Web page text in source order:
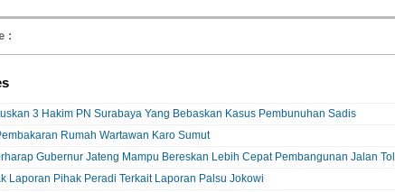
:
3 Hakim PN Surabaya Yang Bebaskan Kasus Pembunuhan Sadis
Rumah Wartawan Karo Sumut
Gubernur Jateng Mampu Bereskan Lebih Cepat Pembangunan Jalan Tol
Laporan Pihak Peradi Terkait Laporan Palsu Jokowi